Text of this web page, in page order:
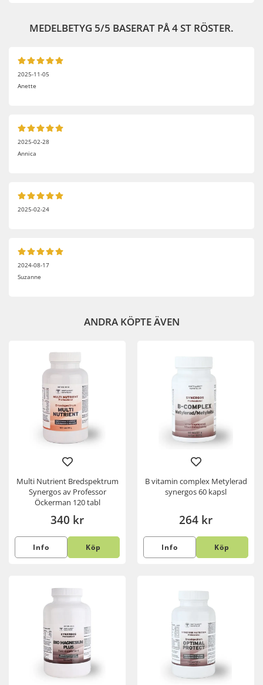
MEDELBETYG 5/5 BASERAT PÅ4ST RÖSTER.
2025-11-05
Anette
2025-02-28
Annica
2025-02-24
2024-08-17
Suzanne
ANDRA KÖPTE ÄVEN
Multi Nutrient Bredspektrum
Synergos av Professor
Öckerman 120 tabl
340 kr
Info Köp
B vitamin complex Metylerad
synergos 60 kapsl
264 kr
Info Köp